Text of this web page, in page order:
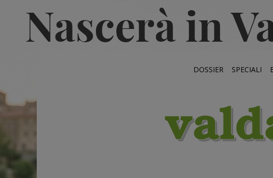
DOSSIER SPECIALI